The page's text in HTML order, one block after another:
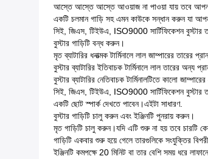
আস্তে আস্তে আস্তে আওয়াজ না পাওয়া যায় তবে আপনার
একটি চলমান গাড়ি সহ এমন কাউকে সন্ধান করুন যা
সিই, জিএস, টিইউএ, ISO9000 সার্টিফিকেশন বুস্টার
বুস্টার গাড়িটি বন্ধ করুন।
মৃত ব্যাটারির ধনাত্মক টার্মিনালে লাল জাম্পারের
বুস্টার ব্যাটারির ইতিবাচক টার্মিনালে লাল তারের অন্য
বুস্টার ব্যাটারির নেতিবাচক টার্মিনালটিতে কালো
সিই, জিএস, টিইউএ, ISO9000 সার্টিফিকেশন বুস্টার
একটি ছোট স্পার্ক দেখতে পাবেন।এইটা সাধারণ.
বুস্টার গাড়িটি চালু করুন এবং ইঞ্জিনটি পুনরায় করুন।
মৃত গাড়িটি চালু করুন।যদি এটি শুরু না হয় তবে চারটি
গাড়িটি একবার শুরু হয়ে গেলে তারগুলিকে সংযুক্তির
ইঞ্জিনটি কমপক্ষে 20 মিনিট বা তার বেশি সময় ধরে